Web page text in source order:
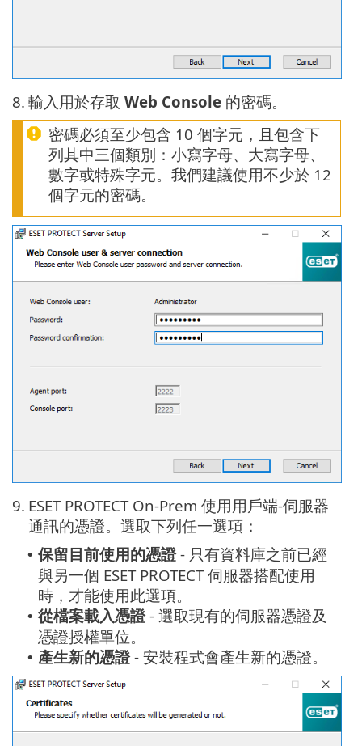
8. 輸入用於存取 Web Console 的密碼。
密碼必須至少包含 10 個字元，且包含下
列其中三個類別：小寫字母、大寫字母、
數字或特殊字元。我們建議使用不少於 12
個字元的密碼。
9. ESET PROTECT On-Prem 使用用戶端-伺服器
通訊的憑證。選取下列任一選項：
• 保留目前使用的憑證- 只有資料庫之前已經
與另一個 ESET PROTECT 伺服器搭配使用
時，才能使用此選項。
• 從檔案載入憑證- 選取現有的伺服器憑證及
憑證授權單位。
• 產生新的憑證- 安裝程式會產生新的憑證。